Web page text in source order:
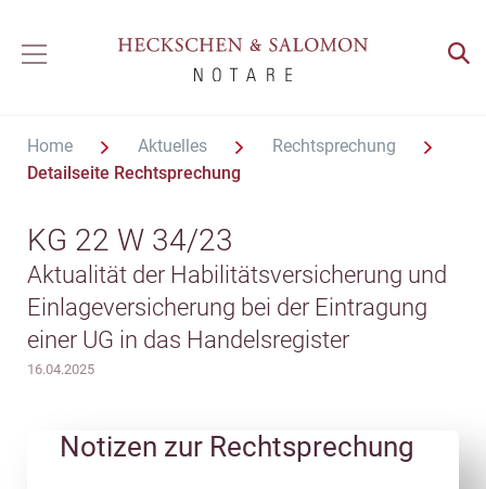
Home Aktuelles
Rechtsprechung
Detailseite Rechtsprechung
KG 22 W 34/23
Aktualität der Habilitätsversicherung und
Einlageversicherung bei der Eintragung
einer UG in das Handelsregister
16.04.2025
Notizen zur Rechtsprechung